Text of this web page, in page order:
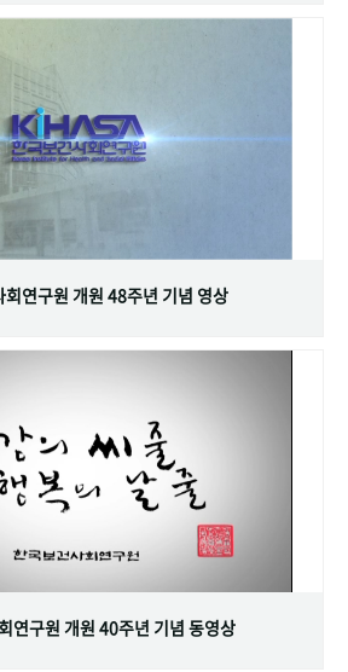
회연구원 개원 48주년 기념 영상
연구원 개원 40주년 기념 동영상